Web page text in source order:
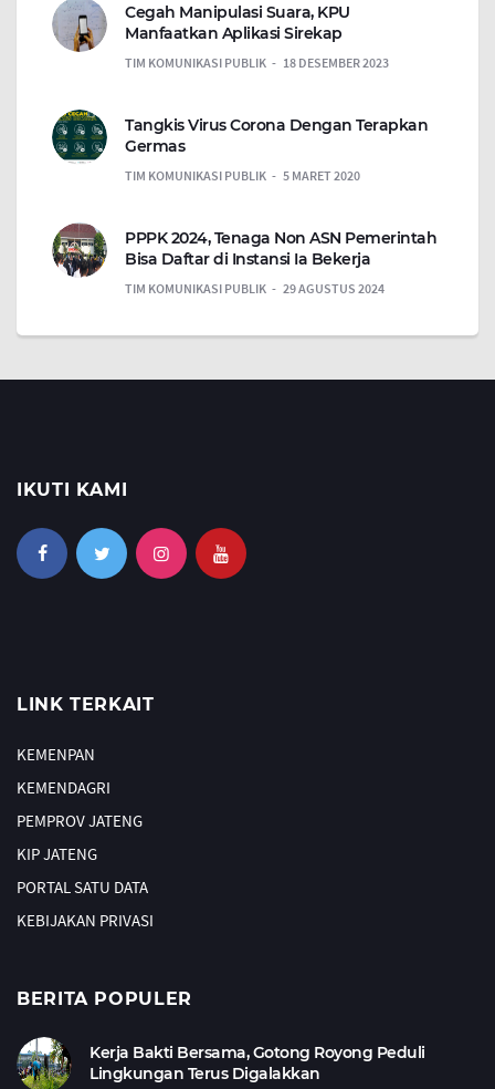
Cegah Manipulasi Suara, KPU
Manfaatkan Aplikasi Sirekap
TIM KOMUNIKASI PUBLIK 18 DESEMBER 2023
Tangkis Virus Corona Dengan Terapkan
Germas
TIM KOMUNIKASI PUBLIK 5 MARET 2020
PPPK 2024, Tenaga Non ASN Pemerintah
Bisa Daftar di Instansi Ia Bekerja
TIM KOMUNIKASI PUBLIK 29 AGUSTUS 2024
IKUTI KAMI
LINK TERKAIT
KEMENPAN
KEMENDAGRI
PEMPROV JATENG
KIP JATENG
PORTAL SATU DATA
KEBIJAKAN PRIVASI
BERITA POPULER
Kerja Bakti Bersama, Gotong Royong Peduli
Lingkungan Terus Digalakkan